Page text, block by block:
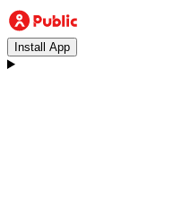
Install App